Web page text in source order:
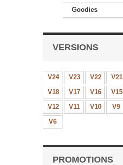
Goodies
VERSIONS
V24 V23 V22 V21
V18
V17 V16 V15
V12
V11 V10 V9
V6
PROMOTIONS